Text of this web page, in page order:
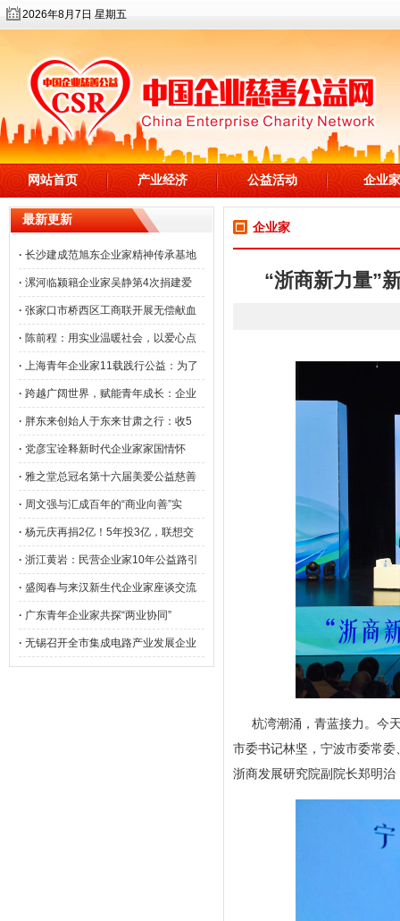
2026年8月7日 星期五
网站首页 产业经济 公益活动 企业家
最新更新
· 长沙建成范旭东企业家精神传承基地
· 漯河临颍籍企业家吴静第4次捐建爱
· 张家口市桥西区工商联开展无偿献血
· 陈前程：用实业温暖社会，以爱心点
· 上海青年企业家11载践行公益：为了
· 跨越广阔世界，赋能青年成长：企业
· 胖东来创始人于东来甘肃之行：收5
· 党彦宝诠释新时代企业家家国情怀
· 雅之堂总冠名第十六届美爱公益慈善
· 周文强与汇成百年的“商业向善”实
· 杨元庆再捐2亿！5年投3亿，联想交
· 浙江黄岩：民营企业家10年公益路引
· 盛阅春与来汉新生代企业家座谈交流
· 广东青年企业家共探“两业协同”
· 无锡召开全市集成电路产业发展企业
企业家
“浙商新力量”
杭湾潮涌，青蓝接力。今
市委书记林坚，宁波市委常
浙商发展研究院副院长郑明